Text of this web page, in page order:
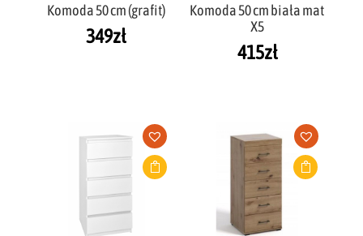
Komoda 50 cm (grafit)
349zł
Komoda 50 cm biała mat
X5
415zł